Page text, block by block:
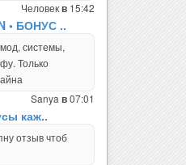
Человекв 15:42
• БОНУС ..
системы,
Только
Sanya в07:01
каж..
отзыв чтоб